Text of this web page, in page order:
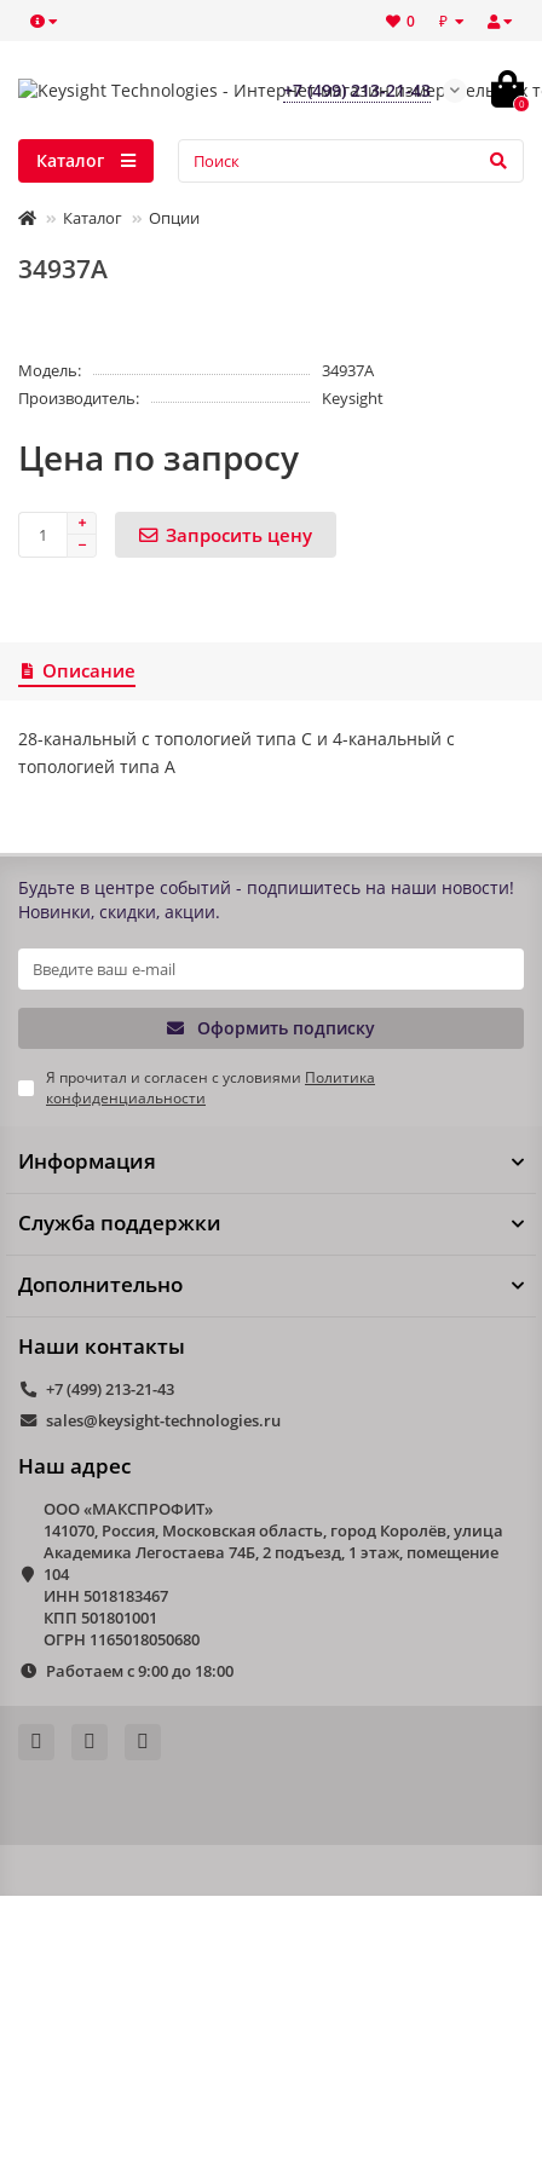
₽
0
+7 (499) 213-21-43
0
Каталог
Каталог Опции
34937A
Модель:
34937A
Производитель:
Keysight
Цена по запросу
Запросить цену
Описание
28-канальный с топологией типа С и 4-канальный с
топологией типа А
Будьте в центре событий - подпишитесь на наши новости!
Новинки, скидки, акции.
Оформить подписку
Я прочитал и согласен с условиями Политика
конфиденциальности
Информация
Служба поддержки
Дополнительно
Наши контакты
+7 (499) 213-21-43
sales@keysight-technologies.ru
Наш адрес
ООО «МАКСПРОФИТ»
141070, Россия, Московская область, город Королёв, улица
Академика Легостаева 74Б, 2 подъезд, 1 этаж, помещение
104
ИНН 5018183467
КПП 501801001
ОГРН 1165018050680
Работаем с 9:00 до 18:00